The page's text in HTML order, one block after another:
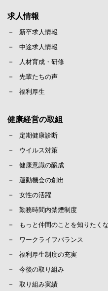
求人情報
新卒求人情報
中途求人情報
人材育成・研修
先輩たちの声
福利厚生
健康経営の取組
定期健康診断
ウイルス対策
健康意識の醸成
運動機会の創出
女性の活躍
勤務時間内禁煙制度
もっと仲間のことを知りたく
ワークライフバランス
福利厚生制度の充実
今後の取り組み
取り組み実績